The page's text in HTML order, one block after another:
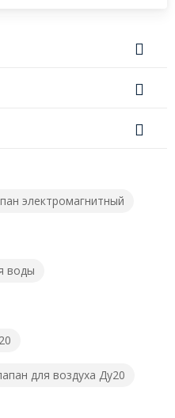
электромагнитный
воды
для воздуха Ду20